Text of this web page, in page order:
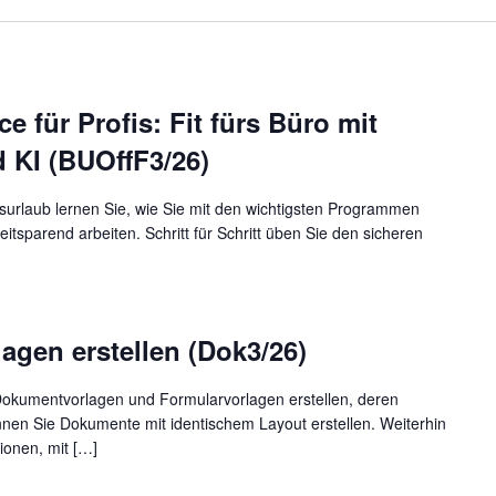
für Profis: Fit fürs Büro mit
(BUOffF3/26)
lernen Sie, wie Sie mit den wichtigsten Programmen
arbeiten. Schritt für Schritt üben Sie den sicheren
erstellen (Dok3/26)
und Formularvorlagen erstellen, deren
Sie Dokumente mit identischem Layout erstellen. Weiterhin
mit […]